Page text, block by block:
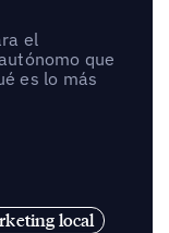
el
que
es lo más
local